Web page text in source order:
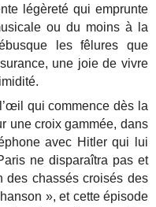
légèreté qui emprunte
ou du moins à la
les fêlures que
une joie de vivre
qui commence dès la
une croix gammée, dans
avec Hitler qui lui
ne disparaîtra pas et
des chassés croisés des
», et cette épisode